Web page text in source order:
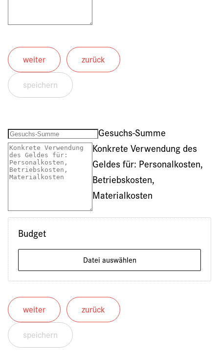
weiter zurück
speichern
Gesuchs-Summe
Konkrete Verwendung des
Geldes für: Personalkosten,
Betriebskosten,
Materialkosten
Budget
Datei auswählen
weiter zurück
speichern